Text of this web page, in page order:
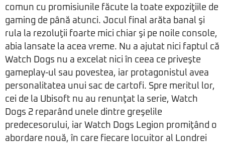
comun cu promisiunile făcute la toate expoziţiile de
gaming de până atunci. Jocul final arăta banal şi
rula la rezoluţii foarte mici chiar şi pe noile console,
abia lansate la acea vreme. Nu a ajutat nici faptul că
Watch Dogs nu a excelat nici în ceea ce priveşte
gameplay-ul sau povestea, iar protagonistul avea
personalitatea unui sac de cartofi. Spre meritul lor,
cei de la Ubisoft nu au renunţat la serie, Watch
Dogs 2 reparând unele dintre greşelile
predecesorului, iar Watch Dogs Legion promiţând o
abordare nouă, în care fiecare locuitor al Londrei